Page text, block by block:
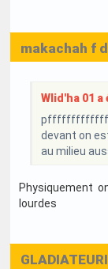
makachah f
Wlid'ha 01 a
devant on
au milieu
Physiquement
lourdes